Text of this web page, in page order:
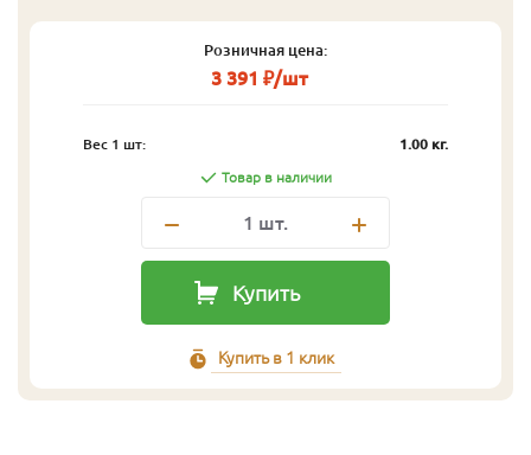
Розничная цена:
3 391 ₽/шт
Вес 1 шт: 1.00 кг.
Товар в наличии
1 шт.
Купить
Купить в 1 клик